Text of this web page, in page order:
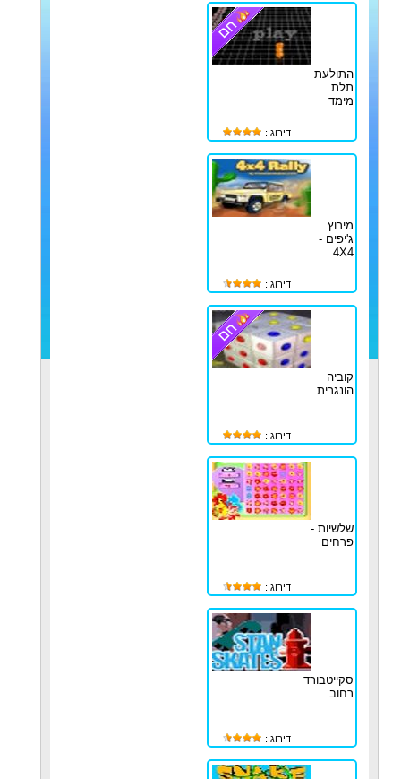
התולעת
תלת
מימד
דירוג :
מירוץ
ג'יפים -
4X4
דירוג :
קוביה
הונגרית
דירוג :
שלשיות -
פרחים
דירוג :
סקייטבורד
רחוב
דירוג :